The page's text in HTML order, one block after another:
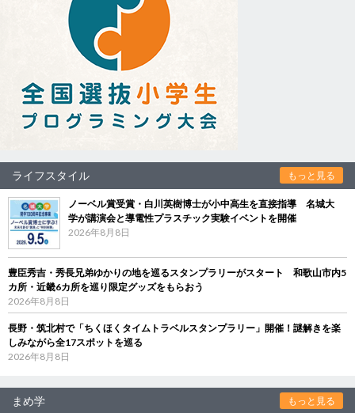
ライフスタイル もっと見る
ノーベル賞受賞・白川英樹博士が小中高生を直接指導 名城大
学が講演会と導電性プラスチック実験イベントを開催
2026年8月8日
豊臣秀吉・秀長兄弟ゆかりの地を巡るスタンプラリーがスタート 和歌山市内5
カ所・近畿6カ所を巡り限定グッズをもらおう
2026年8月8日
長野・筑北村で「ちくほくタイムトラベルスタンプラリー」開催！謎解きを楽
しみながら全17スポットを巡る
2026年8月8日
まめ学 もっと見る